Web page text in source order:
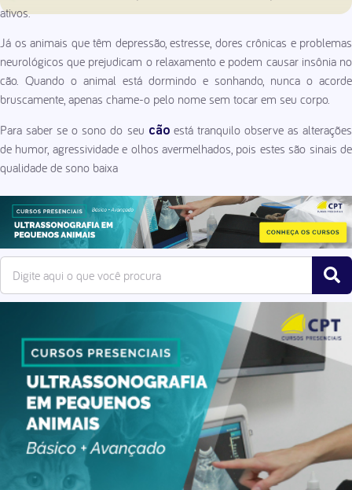
ativos.
Já os animais que têm depressão, estresse, dores crônicas e problemas
neurológicos que prejudicam o relaxamento e podem causar insônia no
cão. Quando o animal está dormindo e sonhando, nunca o acorde
bruscamente, apenas chame-o pelo nome sem tocar em seu corpo.
Para saber se o sono do seu cãoestá tranquilo observe as alterações
de humor, agressividade e olhos avermelhados, pois estes são sinais de
qualidade de sono baixa